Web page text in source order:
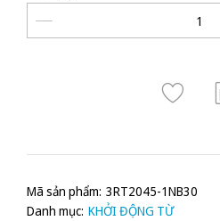
Mã sản phẩm: 3RT2045-1NB30
Danh mục: KHỞI ĐỘNG TỪ